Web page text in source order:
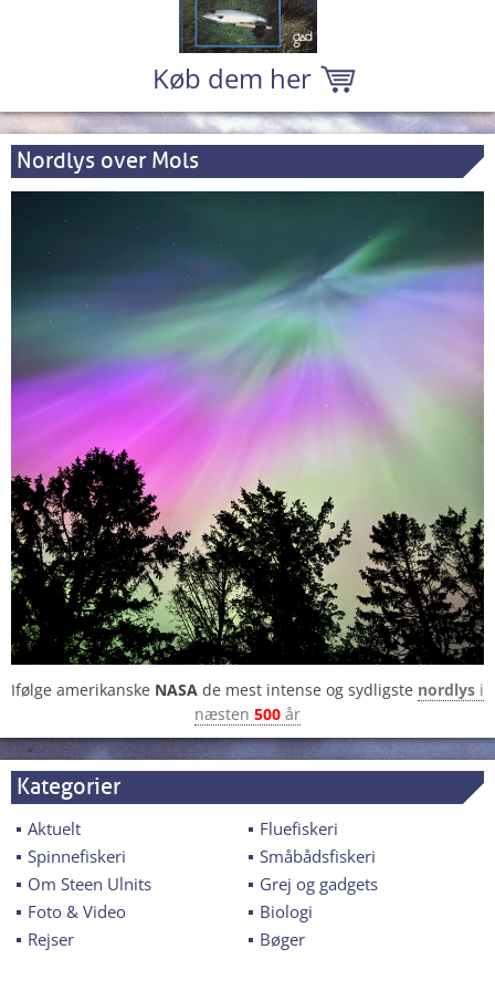
Køb dem her
Nordlys over Mols
Ifølge amerikanske NASA de mest intense og sydligste nordlys i
næsten 500 år
Kategorier
Aktuelt
Fluefiskeri
Spinnefiskeri
Småbådsfiskeri
Om Steen Ulnits
Grej og gadgets
Foto & Video
Biologi
Rejser
Bøger